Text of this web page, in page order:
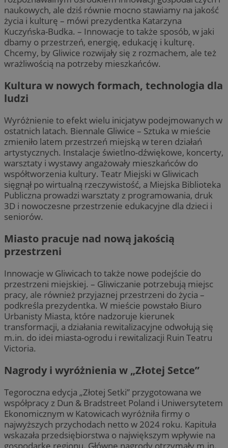
naukowych, ale dziś równie mocno stawiamy na jakość
życia i kulturę – mówi prezydentka Katarzyna
Kuczyńska-Budka. – Innowacje to także sposób, w jaki
dbamy o przestrzeń, energię, edukację i kulturę.
Chcemy, by Gliwice rozwijały się z rozmachem, ale też
wrażliwością na potrzeby mieszkańców.
Kultura w nowych formach, technologia dla
ludzi
Wyróżnienie to efekt wielu inicjatyw podejmowanych w
ostatnich latach. Biennale Gliwice – Sztuka w mieście
zmieniło latem przestrzeń miejską w teren działań
artystycznych. Instalacje świetlno-dźwiękowe, koncerty,
warsztaty i wystawy angażowały mieszkańców do
współtworzenia kultury. Teatr Miejski w Gliwicach
sięgnął po wirtualną rzeczywistość, a Miejska Biblioteka
Publiczna prowadzi warsztaty z programowania, druk
3D i nowoczesne przestrzenie edukacyjne dla dzieci i
seniorów.
Miasto pracuje nad nową jakością
przestrzeni
Innowacje w Gliwicach to także nowe podejście do
przestrzeni miejskiej. – Gliwiczanie potrzebują miejsc
pracy, ale również przyjaznej przestrzeni do życia –
podkreśla prezydentka. W mieście powstało Biuro
Urbanisty Miasta, które nadzoruje kierunek
transformacji, a działania rewitalizacyjne odwołują się
m.in. do idei miasta-ogrodu i rewitalizacji Ruin Teatru
Victoria.
Nagrody i wyróżnienia w „Złotej Setce”
Tegoroczna edycja „Złotej Setki” przygotowana we
współpracy z Dun & Bradstreet Poland i Uniwersytetem
Ekonomicznym w Katowicach wyróżniła firmy o
najwyższych przychodach netto w 2024 roku. Kapituła
wskazała przedsiębiorstwa o największym wpływie na